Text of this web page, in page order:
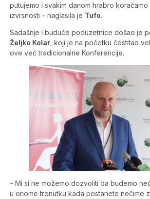
putujemo i svakim danom hrabro koračamo
izvrsnosti – naglasila je Tufo.
Sadašnje i buduće poduzetnice došao je
Željko Kolar, koji je na početku čestitao
ove već tradicionalne Konferencije.
– Mi si ne možemo dozvoliti da budemo
u onome trenutku kada postanete nečime